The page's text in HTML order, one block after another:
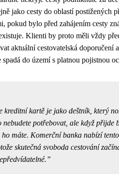
jako cesty do oblastí postižených
pokud bylo před zahájením cesty
Klienti by proto měli vždy
aktuální cestovatelská doporučení
spadá do území s platnou pojistnou
kreditní kartě je jako deštník, který
nebudete potřebovat, ale když přijde
ho máte. Komerční banka nabízí
skutečná svoboda cestování